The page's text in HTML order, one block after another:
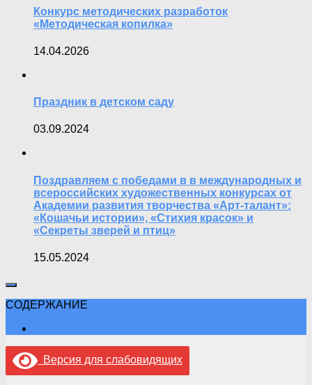
Конкурс методических разработок
«Методическая копилка»
14.04.2026
Праздник в детском саду
03.09.2024
Поздравляем с победами в в международных и
всероссийских художественных конкурсах от
Академии развития творчества «Арт-талант»:
«Кошачьи истории», «Стихия красок» и
«Секреты зверей и птиц»
15.05.2024
СОДЕРЖАНИЕ
Версия для слабовидящих